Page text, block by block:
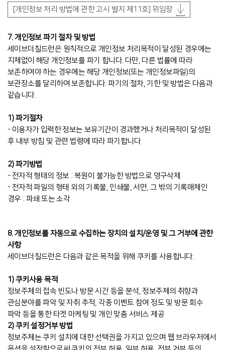
[개인정보 처리 방법에 관한 고시 별지 제11호] 위임장
7. 개인정보 파기 절차 및 방법
세이브더칠드런은 원칙적으로 개인정보 처리목적이 달성된 경우에는
지체없이 해당 개인정보를 파기 합니다. 다만, 다른 법률에 따라
보존하여야 하는 경우에는 해당 개인정보(또는 개인정보파일)의
보관장소를 달리하여 보존합니다. 파기의 절차, 기한 및 방법은 다음과
같습니다.
1) 파기절차
- 이용자가 입력한 정보는 보유기간이 경과했거나 처리목적이 달성된
후 내부 방침 및 관련 법령에 따라 파기합니다
2) 파기방법
- 전자적 형태의 정보 : 복원이 불가능한 방법으로 영구삭제
- 전자적 파일의 형태 외의 기록물, 인쇄물, 서면, 그 밖의 기록매체인
경우 : 파쇄 또는 소각
8. 개인정보를 자동으로 수집하는 장치의 설치/운영 및 그 거부에 관한
사항
세이브더칠드런은 다음과 같은 목적을 위해 쿠키를 사용합니다.
1) 쿠키사용 목적
정보주체의 접속 빈도나 방문 시간 등을 분석, 정보주체의 취향과
관심분야를 파악 및 자취 추적, 각종 이벤트 참여 정도 및 방문 회수
파악 등을 통한 타겟 마케팅 및 개인 맞춤 서비스 제공
2) 쿠키 설정거부 방법
정보주체는 쿠키 설치에 대한 선택권을 가지고 있으며 웹 브라우저에서